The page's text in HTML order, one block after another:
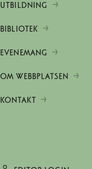
UTBILDNING
BIBLIOTEK
EVENEMANG
OM WEBBPLATSEN
KONTAKT